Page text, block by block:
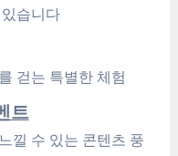
습니다
걷는 특별한 체험
트
낄 수 있는 콘텐츠 풍